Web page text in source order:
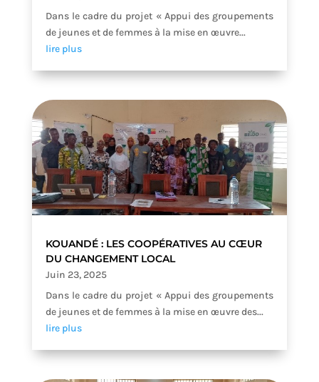
Dans le cadre du projet « Appui des groupements
de jeunes et de femmes à la mise en œuvre...
lire plus
KOUANDÉ : LES COOPÉRATIVES AU CŒUR
DU CHANGEMENT LOCAL
Juin 23, 2025
Dans le cadre du projet « Appui des groupements
de jeunes et de femmes à la mise en œuvre des...
lire plus